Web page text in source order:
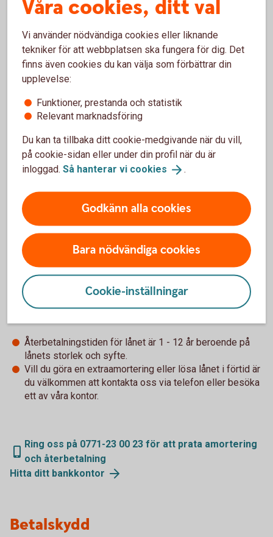
upp till 12 år 1
Uppläggningsavgift
0-300 kr 2
Aviseringsavgift e-faktura
0 kr
1 Upp till 12 år Tillbaka
tillkommer en avgift på 300 kr via
bankkontor. (0 kr via telefon och
internetbanken.)
3 Vid postala avier är aviseringsavgiften 45 kr Tillbaka
Amortering och återbetalning
Återbetalningstiden för lånet är 1 - 12 år beroende på
lånets storlek och syfte.
Vill du göra en extraamortering eller lösa lånet i förtid är
du välkommen att kontakta oss via telefon eller besöka
ett av våra kontor.
Ring oss på 0771-23 00 23 för att prata amortering
och återbetalning
Hitta ditt bankkontor
Betalskydd
Våra cookies, ditt val
Vi använder nödvändiga cookies eller liknande
tekniker för att webbplatsen ska fungera för dig. Det
finns även cookies du kan välja som förbättrar din
upplevelse:
Funktioner, prestanda och statistik
Relevant marknadsföring
Du kan ta tillbaka ditt cookie-medgivande när du vill,
på cookie-sidan eller under din profil när du är
inloggad. Så hanterar vi cookies .
Godkänn alla cookies
Bara nödvändiga cookies
Cookie-inställningar